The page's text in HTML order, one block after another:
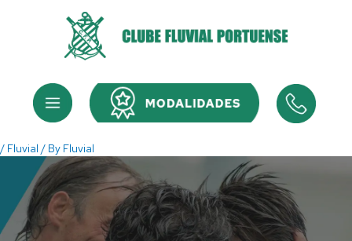
Menu Menu
/ Fluvial / By Fluvial